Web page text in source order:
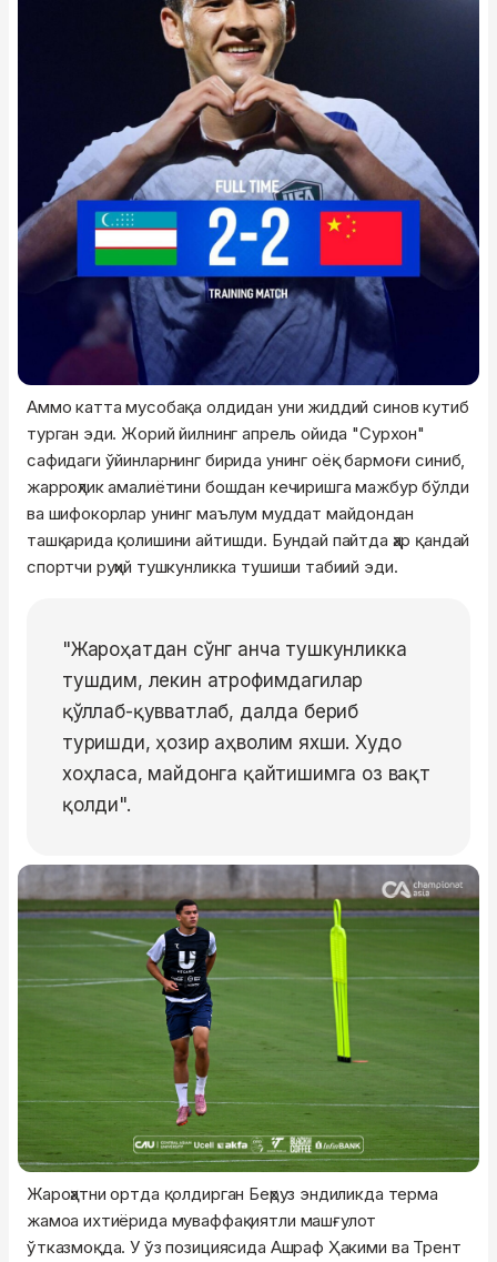
Аммо катта мусобақа олдидан уни жиддий синов кутиб
турган эди. Жорий йилнинг апрель ойида "Сурхон"
сафидаги ўйинларнинг бирида унинг оёқ бармоғи синиб,
жарроҳлик амалиётини бошдан кечиришга мажбур бўлди
ва шифокорлар унинг маълум муддат майдондан
ташқарида қолишини айтишди. Бундай пайтда ҳар қандай
спортчи руҳий тушкунликка тушиши табиий эди.
"Жароҳатдан сўнг анча тушкунликка
тушдим, лекин атрофимдагилар
қўллаб-қувватлаб, далда бериб
туришди, ҳозир аҳволим яхши. Худо
хоҳласа, майдонга қайтишимга оз вақт
қолди".
Жароҳатни ортда қолдирган Беҳруз эндиликда терма
жамоа ихтиёрида муваффақиятли машғулот
ўтказмоқда. У ўз позициясида Ашраф Ҳакими ва Трент